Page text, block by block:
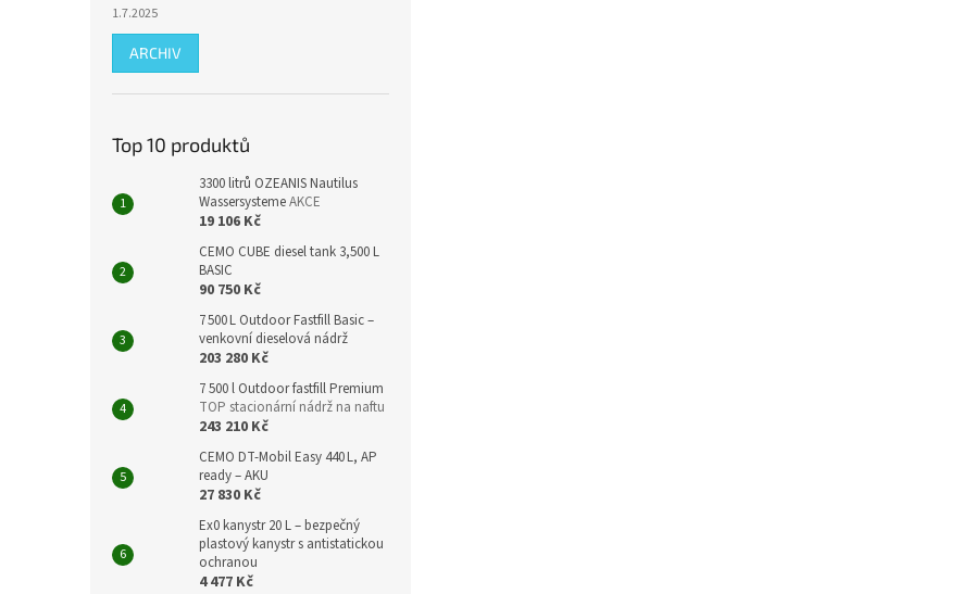
1.7.2025
ARCHIV
Top 10 produktů
3300 litrů OZEANIS Nautilus
WassersystemeAKCE
19 106 Kč
CEMO CUBE diesel tank 3,500 L
BASIC
90 750 Kč
7 500 L Outdoor Fastfill Basic –
venkovní dieselová nádrž
203 280 Kč
7 500 l Outdoor fastfill Premium
TOP stacionární nádrž na naftu
243 210 Kč
CEMO DT‑Mobil Easy 440 L, AP
ready – AKU
27 830 Kč
Ex0 kanystr 20 L – bezpečný
plastový kanystr s antistatickou
ochranou
4 477 Kč